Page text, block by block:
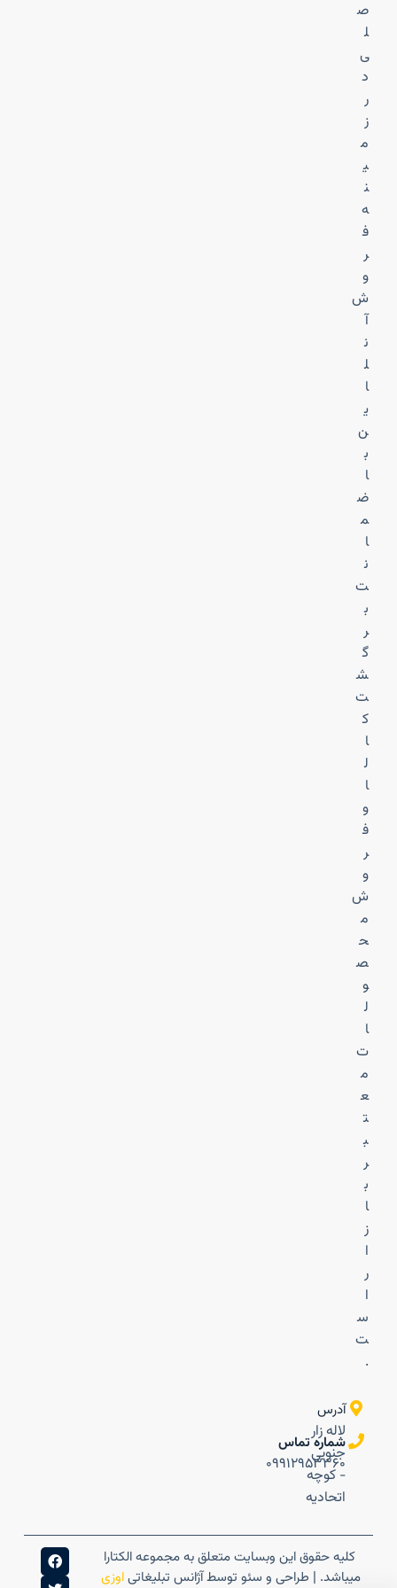
ص
ل
ی
د
ر
ز
م
ی
ن
ه
ف
ر
و
ش
آ
ن
ل
ا
ی
ن
ب
ا
ض
م
ا
ن
ت
ب
ر
گ
ش
ت
ک
ا
ل
ا
و
ف
ر
و
ش
م
ح
ص
و
ل
ا
ت
م
ع
ت
ب
ر
ب
ا
ز
ا
ر
ا
س
ت
.
آدرس
لاله زار
جنوبی
- کوچه
اتحادیه
شماره تماس
۰۹۹۱۲۹۵۳۳۶۰
کلیه حقوق این وبسایت متعلق به مجموعه الکتارا
میباشد. | طراحی و سئو توسط آژانس تبلیغاتیاوزی